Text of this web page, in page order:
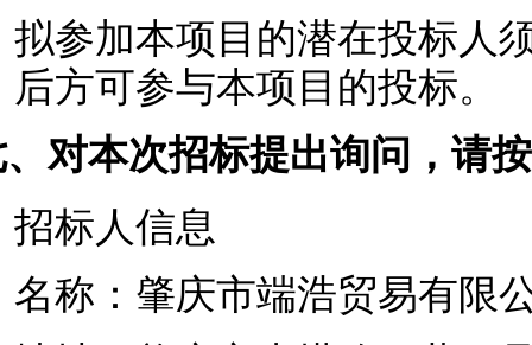
拟参加本项目的潜在投标人
后方可参与本项目的投标。
对本次招标提出询问，请
招标人信息
名称：肇庆市端浩贸易有限